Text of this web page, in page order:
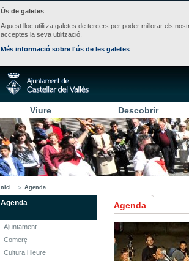
Ús de galetes
Aquest lloc utilitza galetes de tercers per poder millorar els
acceptes la seva utilització.
Més informació sobre l'ús de les galetes
Viure Descobrir
Inici Agenda
Agenda
Ajuntament
Comerç
Cultura i lleure
Agenda